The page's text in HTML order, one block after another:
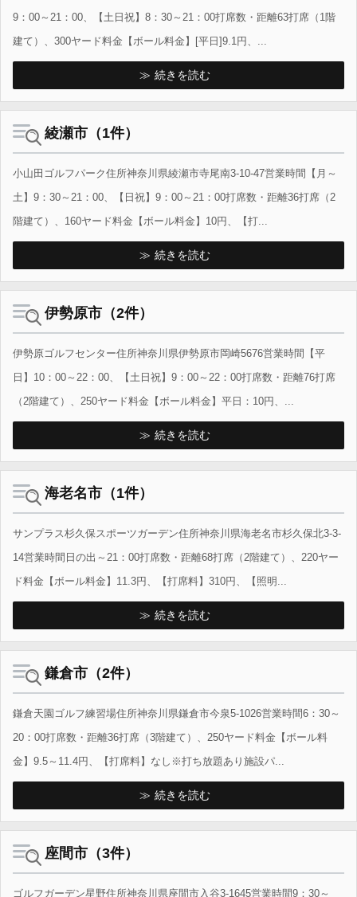
9：00～21：00、【土日祝】8：30～21：00打席数・距離63打席（1階
建て）、300ヤード料金【ボール料金】[平日]9.1円、...
続きを読む
綾瀬市（1件）
小山田ゴルフパーク住所神奈川県綾瀬市寺尾南3-10-47営業時間【月～
土】9：30～21：00、【日祝】9：00～21：00打席数・距離36打席（2
階建て）、160ヤード料金【ボール料金】10円、【打...
続きを読む
伊勢原市（2件）
伊勢原ゴルフセンター住所神奈川県伊勢原市岡崎5676営業時間【平
日】10：00～22：00、【土日祝】9：00～22：00打席数・距離76打席
（2階建て）、250ヤード料金【ボール料金】平日：10円、...
続きを読む
海老名市（1件）
サンプラス杉久保スポーツガーデン住所神奈川県海老名市杉久保北3-3-
14営業時間日の出～21：00打席数・距離68打席（2階建て）、220ヤー
ド料金【ボール料金】11.3円、【打席料】310円、【照明...
続きを読む
鎌倉市（2件）
鎌倉天園ゴルフ練習場住所神奈川県鎌倉市今泉5-1026営業時間6：30～
20：00打席数・距離36打席（3階建て）、250ヤード料金【ボール料
金】9.5～11.4円、【打席料】なし※打ち放題あり施設パ...
続きを読む
座間市（3件）
ゴルフガーデン星野住所神奈川県座間市入谷3-1645営業時間9：30～